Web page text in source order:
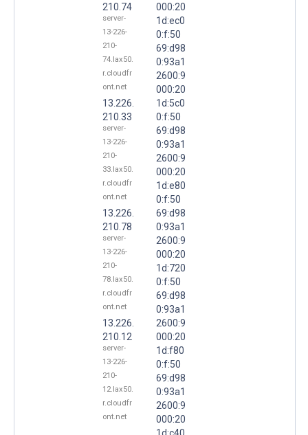
210.74
server-
13-226-
210-
74.lax50.
r.cloudfr
ont.net
13.226.
210.33
server-
13-226-
210-
33.lax50.
r.cloudfr
ont.net
13.226.
210.78
server-
13-226-
210-
78.lax50.
r.cloudfr
ont.net
13.226.
210.12
server-
13-226-
210-
12.lax50.
r.cloudfr
ont.net
000:20
1d:ec0
0:f:50
69:d98
0:93a1
2600:9
000:20
1d:5c0
0:f:50
69:d98
0:93a1
2600:9
000:20
1d:e80
0:f:50
69:d98
0:93a1
2600:9
000:20
1d:720
0:f:50
69:d98
0:93a1
2600:9
000:20
1d:f80
0:f:50
69:d98
0:93a1
2600:9
000:20
1d:c40